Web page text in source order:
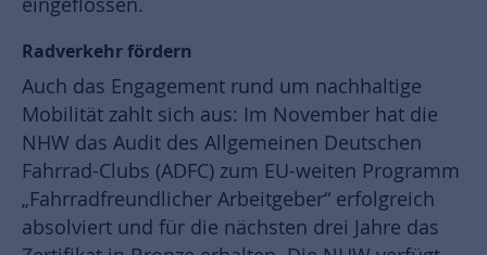
Radverkehr fördern
Auch das Engagement rund um nachhaltige
Mobilität zahlt sich aus: Im November hat die
NHW das Audit des Allgemeinen Deutschen
Fahrrad-Clubs (ADFC) zum EU-weiten Programm
„Fahrradfreundlicher Arbeitgeber“ erfolgreich
absolviert und für die nächsten drei Jahre das